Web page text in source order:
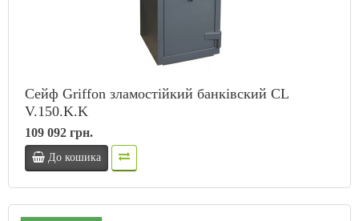
Сейф Griffon зламостійкий банківский CL
V.150.K.K
109 092 грн.
До кошика